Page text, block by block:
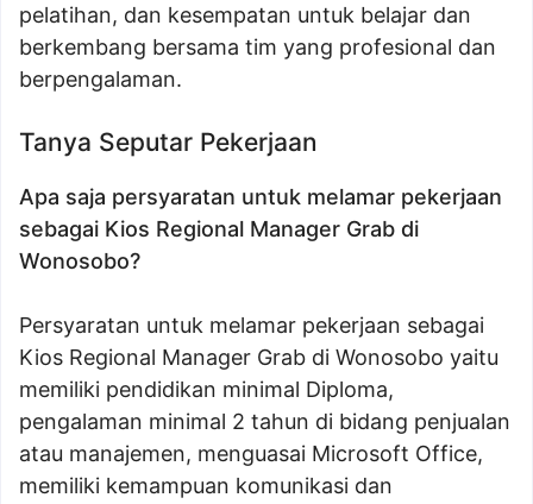
pelatihan, dan kesempatan untuk belajar dan
berkembang bersama tim yang profesional dan
berpengalaman.
Tanya Seputar Pekerjaan
Apa saja persyaratan untuk melamar pekerjaan
sebagai Kios Regional Manager Grab di
Wonosobo?
Persyaratan untuk melamar pekerjaan sebagai
Kios Regional Manager Grab di Wonosobo yaitu
memiliki pendidikan minimal Diploma,
pengalaman minimal 2 tahun di bidang penjualan
atau manajemen, menguasai Microsoft Office,
memiliki kemampuan komunikasi dan